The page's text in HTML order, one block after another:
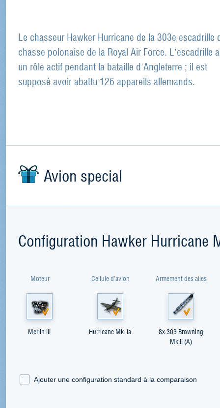
Le chasseur Hawker Hurricane de la 303e escadrille
chasse polonaise de la Royal Air Force. L'escadrille
un rôle actif pendant la bataille d'Angleterre ; il est
supposé avoir abattu 126 appareils allemands.
Avion special
Configuration Hawker Hurricane
Moteur
Merlin III
Cellule d'avion
Hurricane Mk. Ia
Armement des ailes
8x.303 Browning
Mk.II (A)
Ajouter une configuration standard à la comparaison